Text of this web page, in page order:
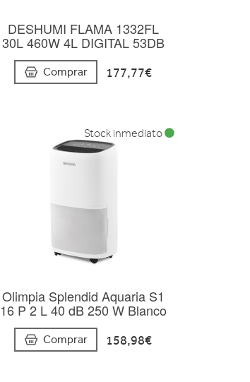
DESHUMI FLAMA 1332FL
30L 460W 4L DIGITAL 53DB
Comprar 177,77€
Olimpia Splendid Aquaria S1
16 P 2 L 40 dB 250 W Blanco
Comprar 158,98€
Stock inmediato